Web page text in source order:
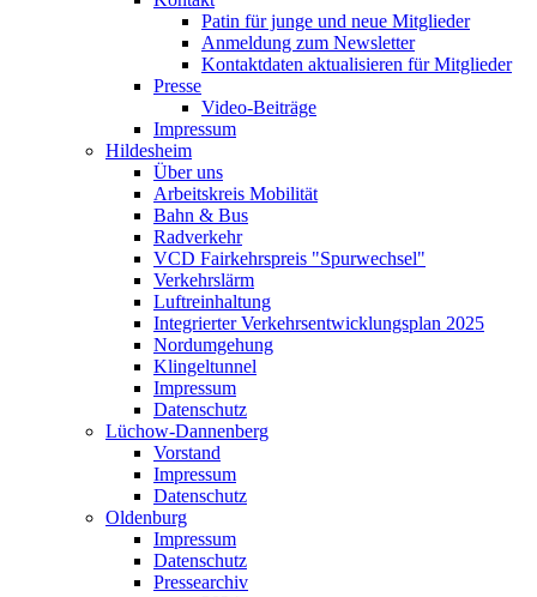
Patin für junge und neue Mitglieder
Anmeldung zum Newsletter
Kontaktdaten aktualisieren für Mitglieder
Presse
Video-Beiträge
Impressum
Hildesheim
Über uns
Arbeitskreis Mobilität
Bahn & Bus
Radverkehr
VCD Fairkehrspreis "Spurwechsel"
Verkehrslärm
Luftreinhaltung
Integrierter Verkehrsentwicklungsplan 2025
Nordumgehung
Klingeltunnel
Impressum
Datenschutz
Lüchow-Dannenberg
Vorstand
Impressum
Datenschutz
Oldenburg
Impressum
Datenschutz
Pressearchiv